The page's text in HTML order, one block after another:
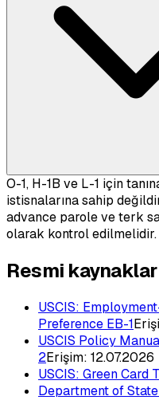
O-1, H-1B ve L-1 için
istisnalarına sahip
advance parole ve terk
olarak kontrol edilmelidir.
Resmi kaynaklar
USCIS:
Preference EB-1
USCIS Policy
2Erişim: 12.07.2026
USCIS: Green Card
Department of